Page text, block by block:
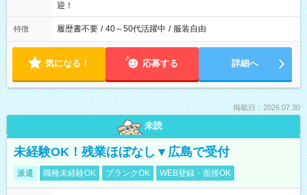
迎！
特徴 履歴書不要 / 40～50代活躍中 / 服装自由
気になる！ 応募する 詳細へ
掲載日：2026.07.30
未読
未経験OK！残業ほぼなし▼広島で受付
派遣 職種未経験OK ブランクOK WEB登録・面接OK